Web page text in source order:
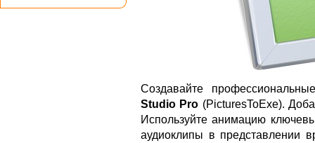
Создавайте
Studio Pro (PicturesToExe).
Используйте анимацию
аудиоклипы в